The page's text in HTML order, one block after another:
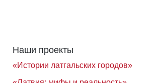
Наши проекты
«Истории латгальских городов»